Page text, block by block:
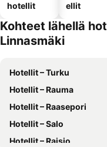
hotellit
ellit
Kohteet lähellä
Linnasmäki
Hotellit – Turku
Hotellit – Rauma
Hotellit – Raasepori
Hotellit – Salo
Hotellit – Raisio